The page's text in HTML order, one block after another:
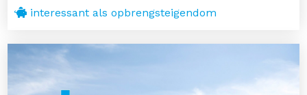
interessant als opbrengsteigendom